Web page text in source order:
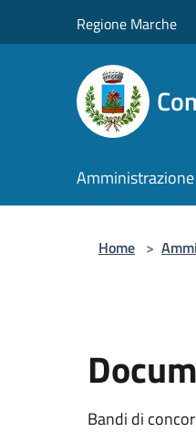
Regione Marche
Amministrazione
Home >
Bandi di